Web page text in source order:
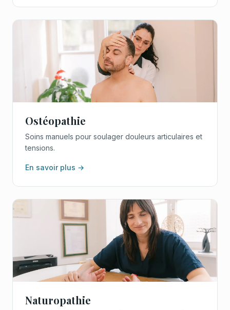
Ostéopathie
Soins manuels pour soulager douleurs articulaires et
tensions.
En savoir plus →
Naturopathie